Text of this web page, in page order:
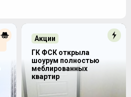
Акции
ГК ФСК открыла
шоурум полностью
меблированных
квартир